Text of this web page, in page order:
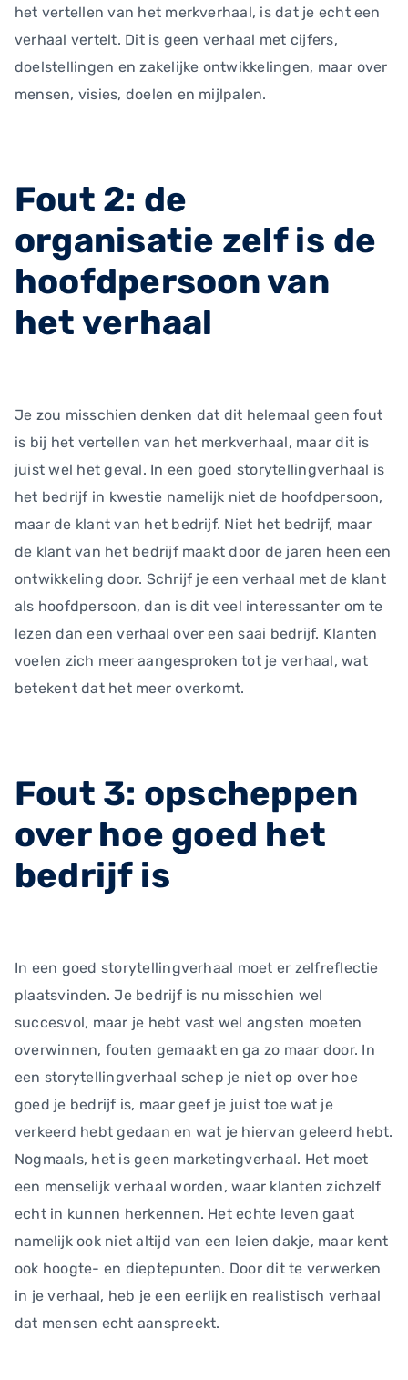
het vertellen van het merkverhaal, is dat je echt een
verhaal vertelt. Dit is geen verhaal met cijfers,
doelstellingen en zakelijke ontwikkelingen, maar over
mensen, visies, doelen en mijlpalen.
Fout 2: de
organisatie zelf is de
hoofdpersoon van
het verhaal
Je zou misschien denken dat dit helemaal geen fout
is bij het vertellen van het merkverhaal, maar dit is
juist wel het geval. In een goed storytellingverhaal is
het bedrijf in kwestie namelijk niet de hoofdpersoon,
maar de klant van het bedrijf. Niet het bedrijf, maar
de klant van het bedrijf maakt door de jaren heen een
ontwikkeling door. Schrijf je een verhaal met de klant
als hoofdpersoon, dan is dit veel interessanter om te
lezen dan een verhaal over een saai bedrijf. Klanten
voelen zich meer aangesproken tot je verhaal, wat
betekent dat het meer overkomt.
Fout 3: opscheppen
over hoe goed het
bedrijf is
In een goed storytellingverhaal moet er zelfreflectie
plaatsvinden. Je bedrijf is nu misschien wel
succesvol, maar je hebt vast wel angsten moeten
overwinnen, fouten gemaakt en ga zo maar door. In
een storytellingverhaal schep je niet op over hoe
goed je bedrijf is, maar geef je juist toe wat je
verkeerd hebt gedaan en wat je hiervan geleerd hebt.
Nogmaals, het is geen marketingverhaal. Het moet
een menselijk verhaal worden, waar klanten zichzelf
echt in kunnen herkennen. Het echte leven gaat
namelijk ook niet altijd van een leien dakje, maar kent
ook hoogte- en dieptepunten. Door dit te verwerken
in je verhaal, heb je een eerlijk en realistisch verhaal
dat mensen echt aanspreekt.